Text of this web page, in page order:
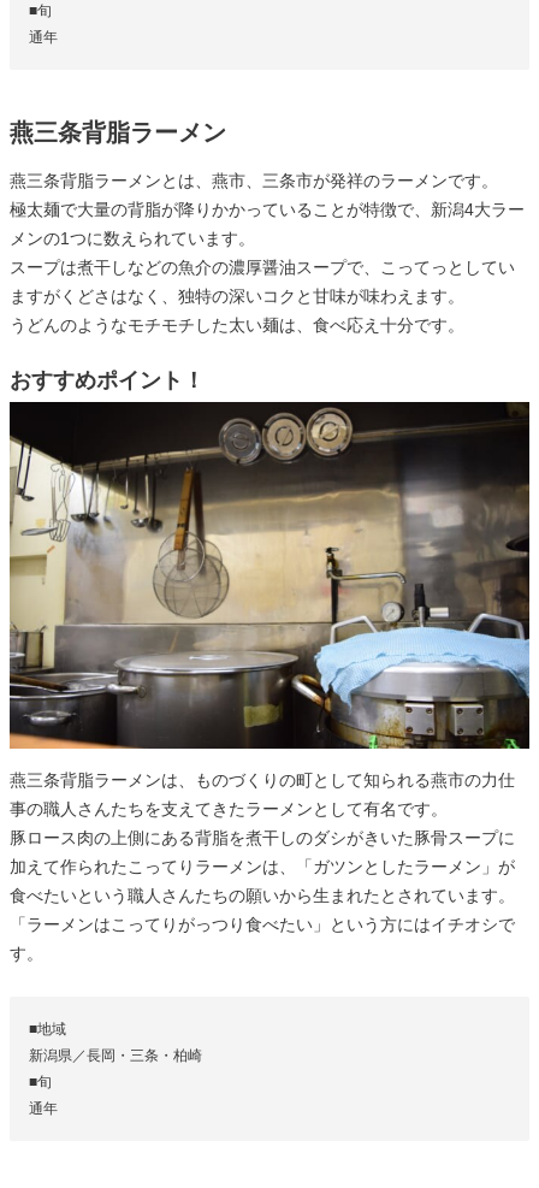
■旬
通年
燕三条背脂ラーメン
燕三条背脂ラーメンとは、燕市、三条市が発祥のラーメンです。
極太麺で大量の背脂が降りかかっていることが特徴で、新潟4大ラー
メンの1つに数えられています。
スープは煮干しなどの魚介の濃厚醤油スープで、こってっとしてい
ますがくどさはなく、独特の深いコクと甘味が味わえます。
うどんのようなモチモチした太い麺は、食べ応え十分です。
おすすめポイント！
燕三条背脂ラーメンは、ものづくりの町として知られる燕市の力仕
事の職人さんたちを支えてきたラーメンとして有名です。
豚ロース肉の上側にある背脂を煮干しのダシがきいた豚骨スープに
加えて作られたこってりラーメンは、「ガツンとしたラーメン」が
食べたいという職人さんたちの願いから生まれたとされています。
「ラーメンはこってりがっつり食べたい」という方にはイチオシで
す。
■地域
新潟県／長岡・三条・柏崎
■旬
通年